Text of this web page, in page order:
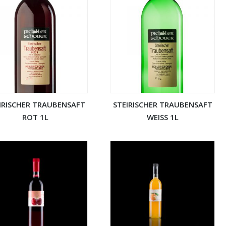
TRAUBENSAFT
ROT 1L
STEIRISCHER TRAUBENSAFT
WEISS 1L